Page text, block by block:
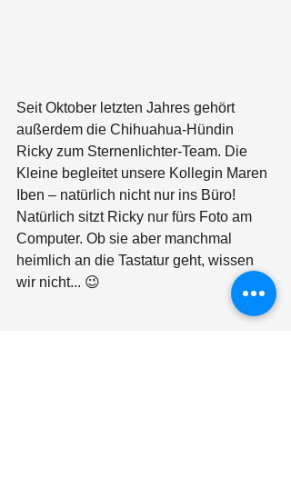
Seit Oktober letzten Jahres gehört
außerdem die Chihuahua-Hündin
Ricky zum Sternenlichter-Team. Die
Kleine begleitet unsere Kollegin Maren
Iben – natürlich nicht nur ins Büro!
Natürlich sitzt Ricky nur fürs Foto am
Computer. Ob sie aber manchmal
heimlich an die Tastatur geht, wissen
wir nicht... 😉